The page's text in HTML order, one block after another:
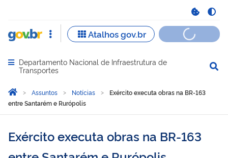
Abrir menu principal de navegação
Departamento Nacional de Infraestrutura de
Transportes
Você está aqui:
Página Inicial
Assuntos Notícias
Exército executa obras na BR-163
entre Santarém e Rurópolis
Exército executa obras na BR-163